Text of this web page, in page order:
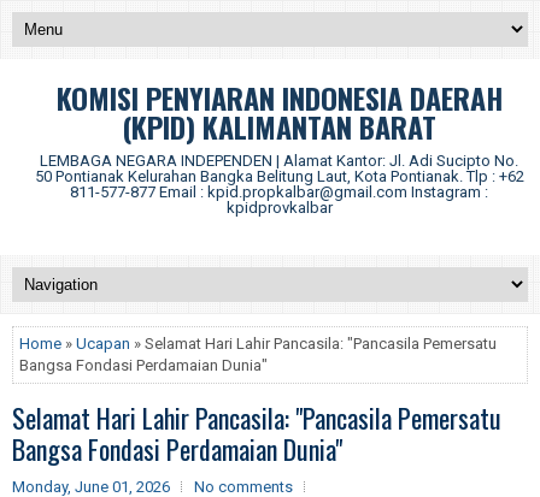
KOMISI PENYIARAN INDONESIA DAERAH
(KPID) KALIMANTAN BARAT
LEMBAGA NEGARA INDEPENDEN | Alamat Kantor: Jl. Adi Sucipto No.
50 Pontianak Kelurahan Bangka Belitung Laut, Kota Pontianak. Tlp : +62
811-577-877 Email : kpid.propkalbar@gmail.com Instagram :
kpidprovkalbar
Home » Ucapan » Selamat Hari Lahir Pancasila: "Pancasila Pemersatu
Bangsa Fondasi Perdamaian Dunia"
Selamat Hari Lahir Pancasila: "Pancasila Pemersatu
Bangsa Fondasi Perdamaian Dunia"
Monday, June 01, 2026 No comments